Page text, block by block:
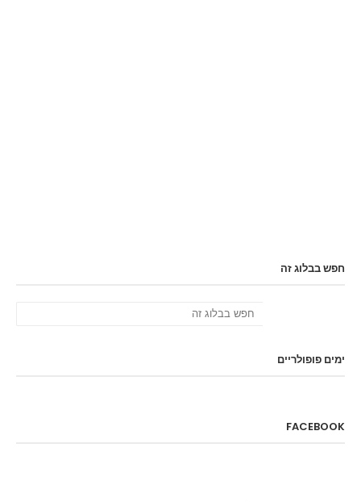
חפש בבלוג זה
ימים פופולריים
FACEBOOK